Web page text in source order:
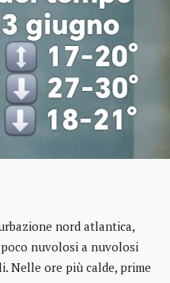
nord atlantica,
nuvolosi a nuvolosi
Nelle ore più calde, prime